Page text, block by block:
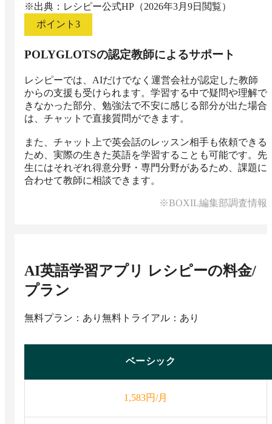
※出典：レシピー公式HP（2026年3月9日閲覧）
ポイント 3
POLYGLOTSの認定教師によるサポート
レシピーでは、AIだけでなく運営会社が認定した教師
からの支援も受けられます。学習する中で疑問や理解で
きなかった部分、勉強法で不安に感じる部分が出た場合
は、チャットで直接質問ができます。
また、チャット上で英会話のレッスン相手も依頼できる
ため、実際の生きた英語を学習することも可能です。先
生にはそれぞれ得意分野・専門分野があるため、課題に
合わせて教師に相談できます。
※BOXIL編集部調査情報
AI英語学習アプリ レシピーの料金/
プラン
無料プラン：あり 無料トライアル：あり
ベーシック
1,583円/月